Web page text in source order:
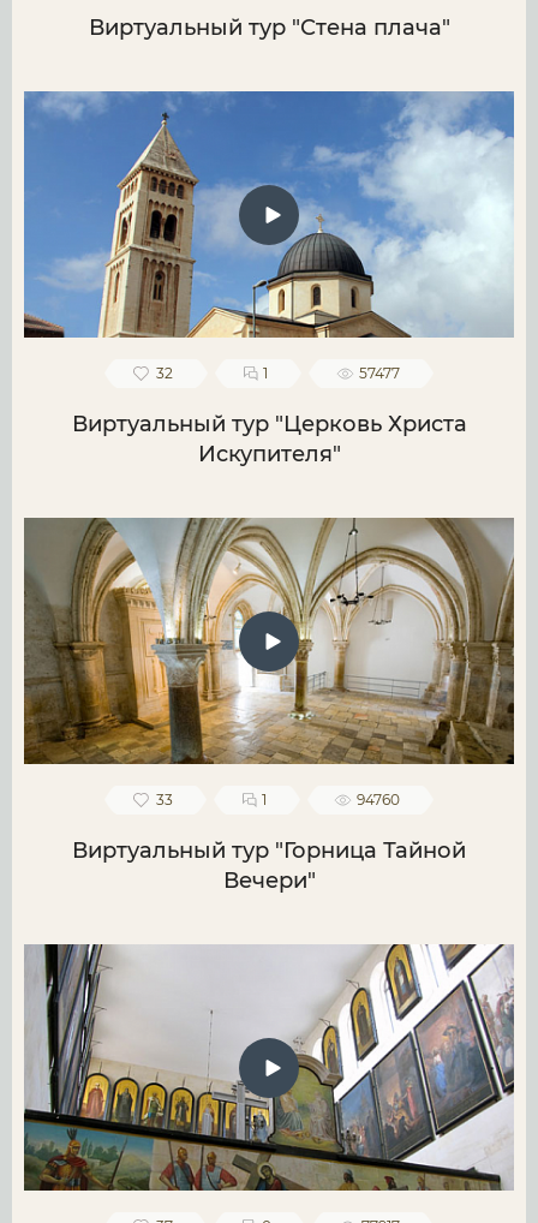
Виртуальный тур "Стена плача"
32 1 57477
Виртуальный тур "Церковь Христа
Искупителя"
33 1 94760
Виртуальный тур "Горница Тайной
Вечери"